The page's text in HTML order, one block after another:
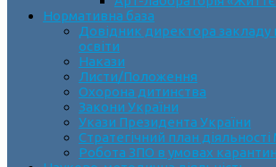
Нормативна база
Довідник директора закладу
освіти
Накази
Листи/Положення
Охорона дитинства
Закони України
Укази Президента України
Стратегічний план
Робота ЗПО в умовах